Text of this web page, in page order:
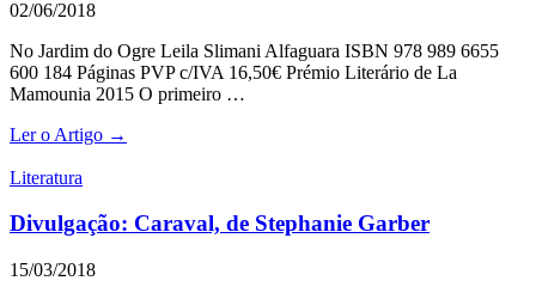
02/06/2018
No Jardim do Ogre Leila Slimani Alfaguara ISBN 978 989 6655
600 184 Páginas PVP c/IVA 16,50€ Prémio Literário de La
Mamounia 2015 O primeiro …
Ler o Artigo →
Literatura
Divulgação: Caraval, de Stephanie Garber
15/03/2018